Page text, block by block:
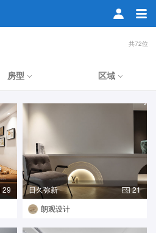
共72位
房型 区域
29
日久弥新
21
朗观设计